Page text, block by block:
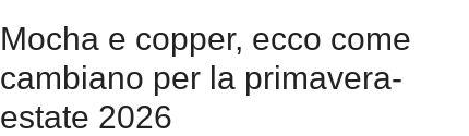
Mocha e copper, ecco come
cambiano per la primavera-
estate 2026